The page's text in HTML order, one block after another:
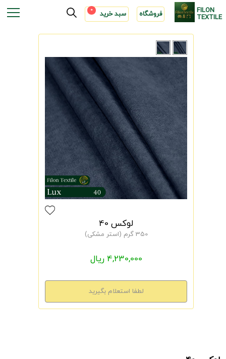
FILON
TEXTILE فروشگاه سبد خرید 0
لوکس 40
350 گرم (استر مشکی)
4,230,000 ریال